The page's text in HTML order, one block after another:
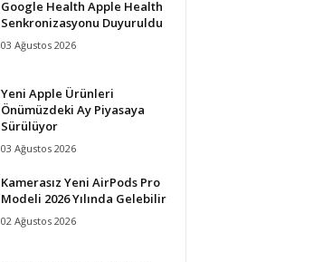
Google Health Apple Health
Senkronizasyonu Duyuruldu
03 Ağustos 2026
Yeni Apple Ürünleri
Önümüzdeki Ay Piyasaya
Sürülüyor
03 Ağustos 2026
Kamerasız Yeni AirPods Pro
Modeli 2026 Yılında Gelebilir
02 Ağustos 2026